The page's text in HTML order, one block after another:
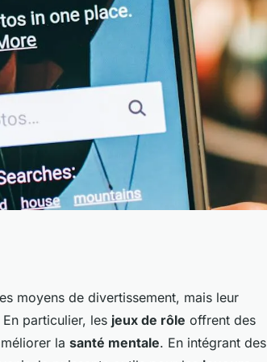
ils
de
moyens de divertissement, mais leur
particulier, les jeux de rôle offrent des
la santé mentale. En intégrant des